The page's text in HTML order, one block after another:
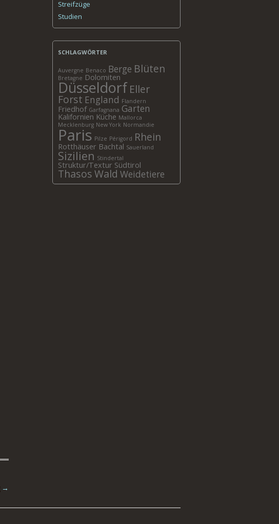
→
Streifzüge
Studien
SCHLAGWÖRTER
Auvergne Benaco Berge Blüten
Bretagne Dolomiten
Düsseldorf Eller
Forst England Flandern
Friedhof Garfagnana Garten
Kalifornien Küche Mallorca
Mecklenburg New York Normandie
Paris Pilze Périgord Rhein
Rotthäuser Bachtal Sauerland
Sizilien Stindertal
Struktur/Textur Südtirol
ThasosWald Weidetiere